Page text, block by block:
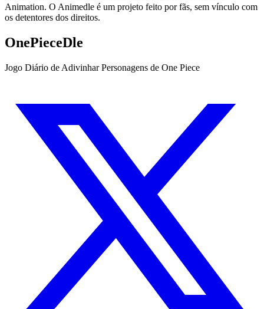
Animation. O Animedle é um projeto feito por fãs, sem vínculo com
os detentores dos direitos.
OnePieceDle
Jogo Diário de Adivinhar Personagens de One Piece